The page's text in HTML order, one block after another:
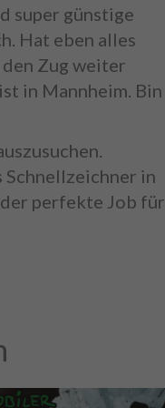
super günstige
Hat eben alles
Zug weiter
in Mannheim. Bin
in
perfekte Job für